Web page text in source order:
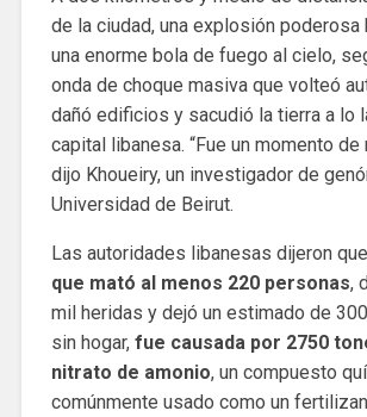
de la ciudad, una explosión poderosa
una enorme bola de fuego al cielo,
onda de choque masiva que volteó
dañó edificios y sacudió la tierra a lo
capital libanesa. “Fue un momento de
dijo Khoueiry, un investigador de
Universidad de Beirut.
Las autoridades libanesas dijeron que
que mató al menos 220 personas,
mil heridas y dejó un estimado de
sin hogar, fue causada por 2750
nitrato de amonio, un compuesto
comúnmente usado como un